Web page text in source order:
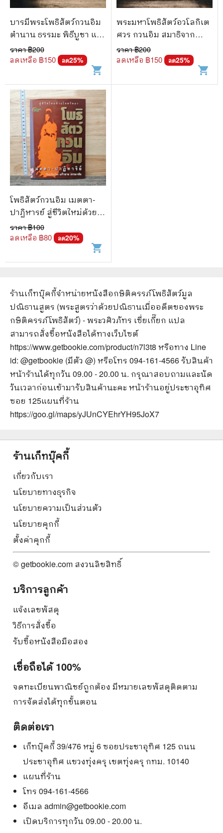
บารมีพระโพธิสัตว์กวนอิม
ตำนาน ธรรมะ พิธีบูชา และ
บทวิเคราะห์
ราคา ฿200
ลดเหลือ ฿150 ลด25%
shopping_cart
พระมหาโพธิสัตว์อวโลกิเต
ศวร กวนอิม สมาธิจาก
ประสบการณ์ - อาจารย์ปิติ
ตั้งเอี่ยมขจร
ราคา ฿200
ลดเหลือ ฿150 ลด25%
shopping_cart
โพธิสัตว์กวนอิม เมตตา-
ปาฏิหารย์ สู่ชีวิตใหม่ด้วยใจ
ศรัทธา - แก้วชาย ธรรมาชัย
ราคา ฿100
ลดเหลือ ฿80 ลด20%
shopping_cart
ร้านเก็ทบุ๊คกี้จำหน่ายหนังสือกษิติครรภ์โพธิสัตว์มูล
ปณิธานสูตร (พระสูตรว่าด้วยปณิธานเมื่ออดีตของพระ
กษิติครรภ์โพธิสัตว์) - พระวศิวภัทร เซี่ยเกี๊ยก แปล
สามารถสั่งซื้อหนังสือได้ทางเว็บไซต์
https://www.getbookie.com/product/n7l3t8 หรือทาง Line
id: @getbookie (มีตัว @) หรือโทร 094-161-4566 รับสินค้า
หน้าร้านได้ทุกวัน 09.00 - 20.00 น. กรุณาสอบถามและนัด
วันเวลาก่อนเข้ามารับสินค้านะคะ หน้าร้านอยู่ประชาอุทิศ
ซอย 125แผนที่ร้าน
https://goo.gl/maps/yJUnCYEhrYH95JoX7
ร้านเก็ทบุ๊คกี้
เกี่ยวกับเรา
นโยบายทางธุรกิจ
นโยบายความเป็นส่วนตัว
นโยบายคุกกี้
ตั้งค่าคุกกี้
© getbookie.com สงวนลิขสิทธิ์
บริการลูกค้า
แจ้งเลขพัสดุ
วิธีการสั่งซื้อ
รับซื้อหนังสือมือสอง
เชื่อถือได้ 100%
จดทะเบียนพาณิชย์ถูกต้อง มีหมายเลขพัสดุติดตาม
การจัดส่งได้ทุกขั้นตอน
ติดต่อเรา
เก็ทบุ๊คกี้ 39/476 หมู่ 6 ซอยประชาอุทิศ 125 ถนน
ประชาอุทิศ แขวงทุ่งครุ เขตทุ่งครุ กทม. 10140
แผนที่ร้าน
โทร 094-161-4566
อีเมล admin@getbookie.com
เปิดบริการทุกวัน 09.00 - 20.00 น.